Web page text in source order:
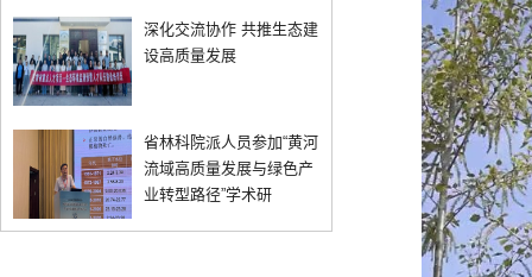
深化交流协作 共推生态建
设高质量发展
省林科院派人员参加“黄河
流域高质量发展与绿色产
业转型路径”学术研